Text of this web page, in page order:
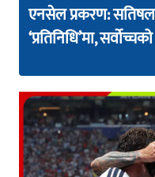
एनसेल प्रकरण:
‘प्रतिनिधि’मा,